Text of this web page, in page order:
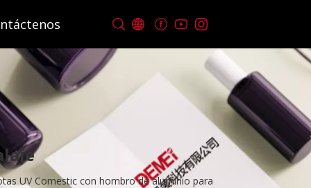
UV Comestic con hombro de aluminio para